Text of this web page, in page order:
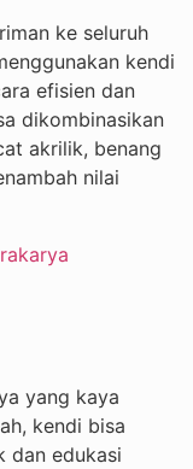
ke seluruh
kendi
efisien dan
dikombinasikan
akrilik, benang
nilai
yang kaya
kendi bisa
dan edukasi